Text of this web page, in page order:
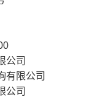
公司
有限公司
公司